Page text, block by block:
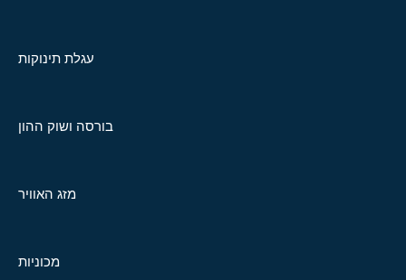
עגלת תינוקות
בורסה ושוק ההון
מזג האוויר
מכוניות